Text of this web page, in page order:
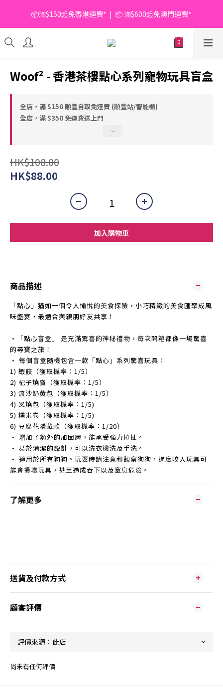
📦滿$150起免香港運費*  |  📦 滿$600起免澳門運費*
📦滿$150起免香港運費*  |  📦 滿$600起免澳門運費*
🥫 罐頭優惠 | 任選* 6件 即減 $6 |  任選* 24件 即減 $30 🥫 (按此了
解更多)
📦滿$150起免香港運費*  |  📦 滿$600起免澳門運費*
Woof² - 香港茶樓點心系列寵物玩具盲盒
全店，滿 $150 順豐自取免運費 (順豐站/智能櫃)
全店，滿 $350 免運費送上門
HK$108.00
HK$88.00
加入購物車
商品描述
「點心」猶如一個令人愉悅的美食探險，小巧精緻的美食匯聚成風
味盛宴，最適合與親朋好友共享！
•「點心盲盒」 是充滿驚喜的神秘禮物，每次開箱都像一場驚喜
的尋寶之旅！
• 每個盲盒隨機包含一款「點心」系列驚喜玩具：
1) 蝦餃（獲取機率：1/5）
2) 杞子燒賣（獲取機率：1/5）
3) 流沙奶黃包（獲取機率：1/5）
4) 叉燒包（獲取機率：1/5)
5) 糯米卷（獲取機率：1/5)
6) 豆腐花隱藏款（獲取機率：1/20）
• 增加了額外的加固層，能承受強力拉扯。
• 易於清潔的設計，可以洗衣機洗及手洗。
• 適用於所有狗狗。玩耍時請注意和觀察狗狗，過度咬入玩具可
能會損壞玩具，甚至造成吞下以及窒息危險。
了解更多
送貨及付款方式
顧客評價
尚未有任何評價